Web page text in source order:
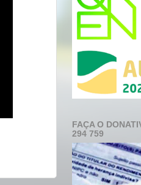
FAÇA O
294 759